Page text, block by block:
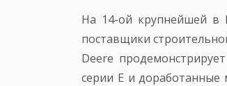
На 14-ой крупнейшей в
поставщики
Deere
серии E и доработанные